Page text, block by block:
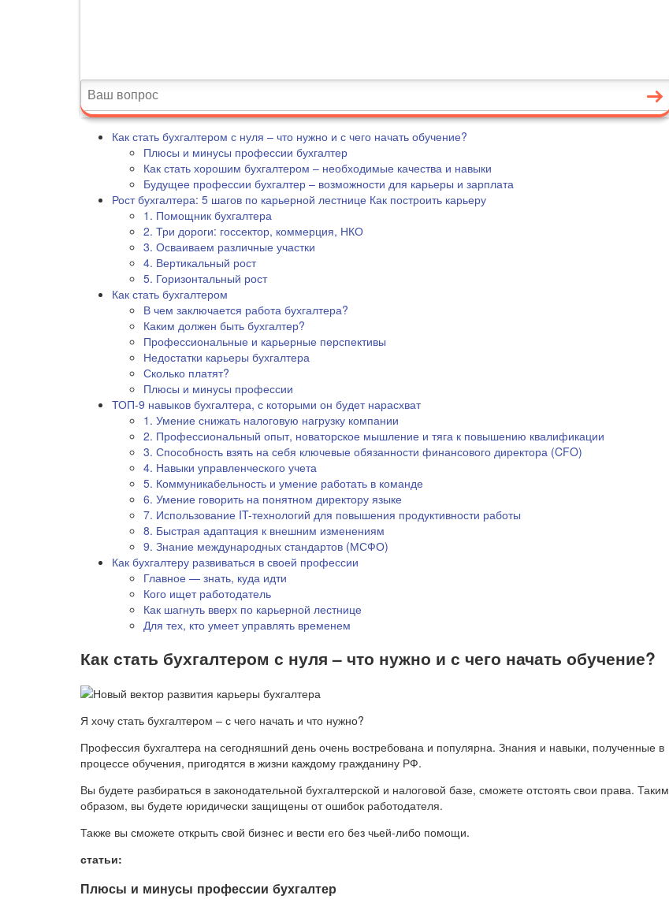
Как стать бухгалтером с нуля – что нужно и с чего начать обучение?
Плюсы и минусы профессии бухгалтер
Как стать хорошим бухгалтером – необходимые качества и навыки
Будущее профессии бухгалтер – возможности для карьеры и зарплата
Рост бухгалтера: 5 шагов по карьерной лестнице Как построить карьеру
1. Помощник бухгалтера
2. Три дороги: госсектор, коммерция, НКО
3. Осваиваем различные участки
4. Вертикальный рост
5. Горизонтальный рост
Как стать бухгалтером
В чем заключается работа бухгалтера?
Каким должен быть бухгалтер?
Профессиональные и карьерные перспективы
Недостатки карьеры бухгалтера
Сколько платят?
Плюсы и минусы профессии
ТОП-9 навыков бухгалтера, с которыми он будет нарасхват
1. Умение снижать налоговую нагрузку компании
2. Профессиональный опыт, новаторское мышление и тяга к повышению квалификации
3. Способность взять на себя ключевые обязанности финансового директора (CFO)
4. Навыки управленческого учета
5. Коммуникабельность и умение работать в команде
6. Умение говорить на понятном директору языке
7. Использование IT-технологий для повышения продуктивности работы
8. Быстрая адаптация к внешним изменениям
9. Знание международных стандартов (МСФО)
Как бухгалтеру развиваться в своей профессии
Главное — знать, куда идти
Кого ищет работодатель
Как шагнуть вверх по карьерной лестнице
Для тех, кто умеет управлять временем
Как стать бухгалтером с нуля – что нужно и с чего начать обучение?
Я хочу стать бухгалтером – с чего начать и что нужно?
Профессия бухгалтера на сегодняшний день очень востребована и популярна. Знания и навыки, полученные в
процессе обучения, пригодятся в жизни каждому гражданину РФ.
Вы будете разбираться в законодательной бухгалтерской и налоговой базе, сможете отстоять свои права. Таким
образом, вы будете юридически защищены от ошибок работодателя.
Также вы сможете открыть свой бизнес и вести его без чьей-либо помощи.
статьи:
Плюсы и минусы профессии бухгалтер